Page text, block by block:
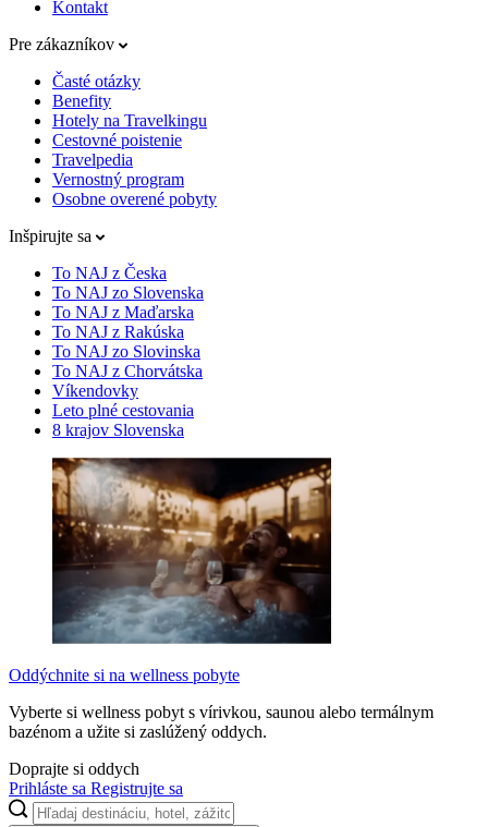
Kontakt
Pre zákazníkov
Časté otázky
Benefity
Hotely na Travelkingu
Cestovné poistenie
Travelpedia
Vernostný program
Osobne overené pobyty
Inšpirujte sa
To NAJ z Česka
To NAJ zo Slovenska
To NAJ z Maďarska
To NAJ z Rakúska
To NAJ zo Slovinska
To NAJ z Chorvátska
Víkendovky
Leto plné cestovania
8 krajov Slovenska
Oddýchnite si na wellness pobyte
Vyberte si wellness pobyt s vírivkou, saunou alebo termálnym
bazénom a užite si zaslúžený oddych.
Doprajte si oddych
Prihláste sa Registrujte sa